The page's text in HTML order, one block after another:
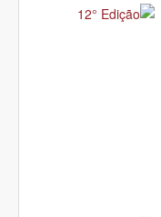
12° Edição